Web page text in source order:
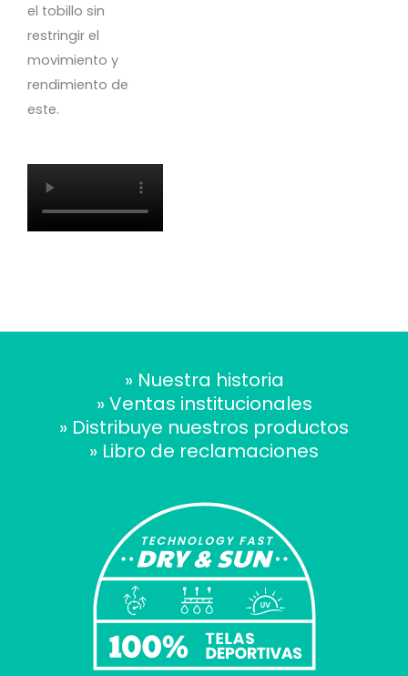
el tobillo sin
restringir el
movimiento y
rendimiento de
este.
» Nuestra historia
» Ventas institucionales
» Distribuye nuestros productos
» Libro de reclamaciones